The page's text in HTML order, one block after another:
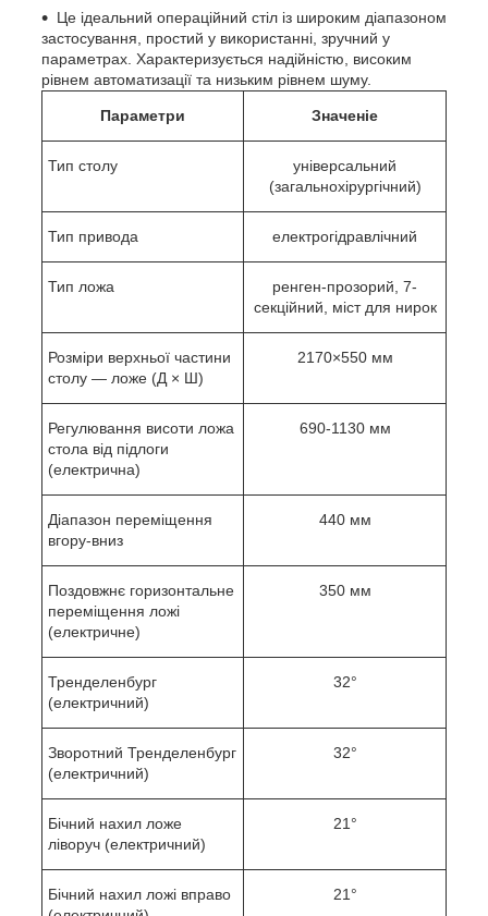
Це ідеальний операційний стіл із широким діапазоном
застосування, простий у використанні, зручний у
параметрах. Характеризується надійністю, високим
рівнем автоматизації та низьким рівнем шуму.
Параметри Значеніе
Тип столу
універсальний
(загальнохірургічний)
Тип привода електрогідравлічний
Тип ложа
ренген-прозорий, 7-
секційний, міст для нирок
Розміри верхньої частини
столу — ложе (Д × Ш)
2170×550 мм
Регулювання висоти ложа
стола від підлоги
(електрична)
690-1130 мм
Діапазон переміщення
вгору-вниз
440 мм
Поздовжнє горизонтальне
переміщення ложі
(електричне)
350 мм
Тренделенбург
(електричний)
32°
Зворотний Тренделенбург
(електричний)
32°
Бічний нахил ложе
ліворуч (електричний)
21°
Бічний нахил ложі вправо
21°